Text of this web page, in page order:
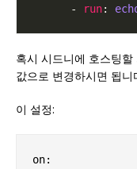
      -
run:
혹시 시드니에 호스팅할
값으로 변경하시면 됩니
이 설정:
on: